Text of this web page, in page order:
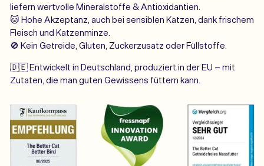
liefern wertvolle Mineralstoffe & Antioxidantien.
🐱 Hohe Akzeptanz, auch bei sensiblen Katzen, dank frischem
Fleisch und Katzenminze.
🚫 Kein Getreide, Gluten, Zuckerzusatz oder Füllstoffe.
🇩🇪 Entwickelt in Deutschland, produziert in der EU – mit
Zutaten, die man guten Gewissens füttern kann.